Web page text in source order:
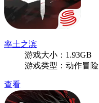
率土之滨
游戏大小：1.93GB
游戏类型：动作冒险
查看